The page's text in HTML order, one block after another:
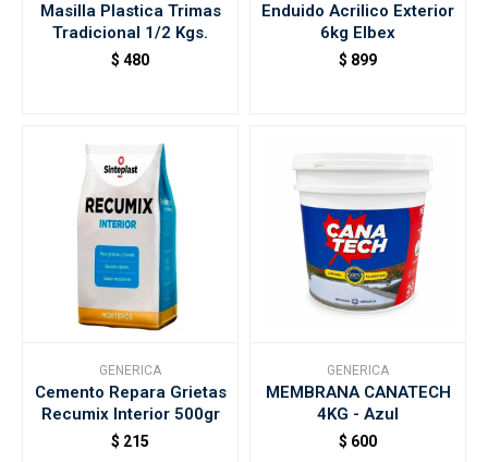
Masilla Plastica Trimas
Tradicional 1/2 Kgs.
$ 480
Enduido Acrilico Exterior
6kg Elbex
$ 899
GENERICA
Cemento Repara Grietas
Recumix Interior 500gr
$ 215
GENERICA
MEMBRANA CANATECH
4KG - Azul
$ 600